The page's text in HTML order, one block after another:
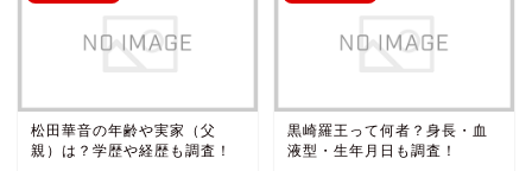
松田華音の年齢や実家（父
親）は？学歴や経歴も調査！
黒崎羅王って何者？身長・血
液型・生年月日も調査！